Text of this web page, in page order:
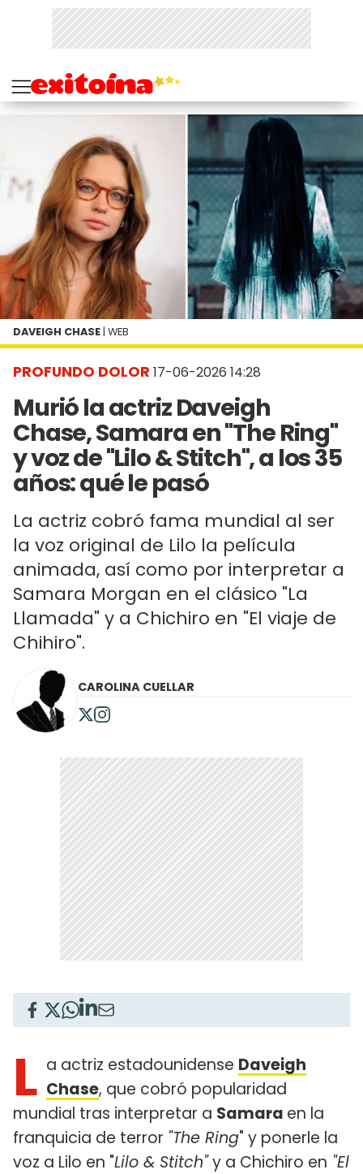
PROFUNDO DOLOR 17-06-2026 14:28
Murió la actriz Daveigh
Chase, Samara en "The Ring"
y voz de "Lilo & Stitch", a los 35
años: qué le pasó
La actriz cobró fama mundial al ser
la voz original de Lilo la película
animada, así como por interpretar a
Samara Morgan en el clásico "La
Llamada" y a Chichiro en "El viaje de
Chihiro".
DAVEIGH CHASE | WEB
CAROLINA CUELLAR
L a actriz estadounidense Daveigh
Chase, que cobró popularidad
mundial tras interpretar a Samara en la
franquicia de terror "The Ring" y ponerle la
voz a Lilo en "Lilo & Stitch"y a Chichiro en "El